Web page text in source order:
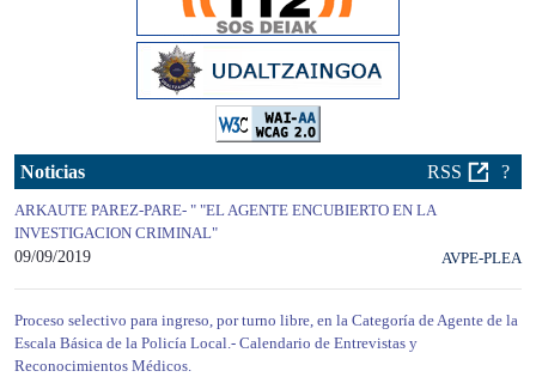
Noticias RSS ?
ARKAUTE PAREZ-PARE- " "EL AGENTE ENCUBIERTO EN LA
INVESTIGACION CRIMINAL"
09/09/2019
AVPE-PLEA
Proceso selectivo para ingreso, por turno libre, en la Categoría de Agente de la
Escala Básica de la Policía Local.- Calendario de Entrevistas y
Reconocimientos Médicos.